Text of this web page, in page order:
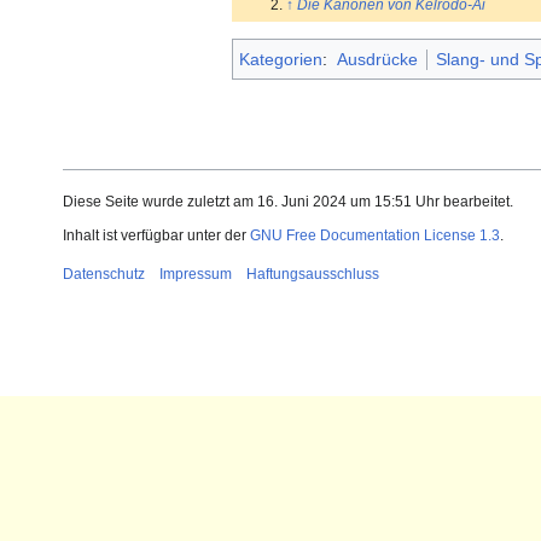
↑ Die Kanonen von Kelrodo-Ai
Kategorien: Ausdrücke Slang- und
Diese Seite wurde zuletzt am 16. Juni 2024 um 15:51 Uhr bearbeitet.
Inhalt ist verfügbar unter der GNU Free Documentation License 1.3.
Datenschutz Impressum Haftungsausschluss